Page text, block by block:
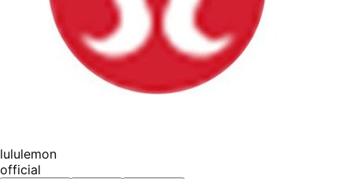
lululemon
official